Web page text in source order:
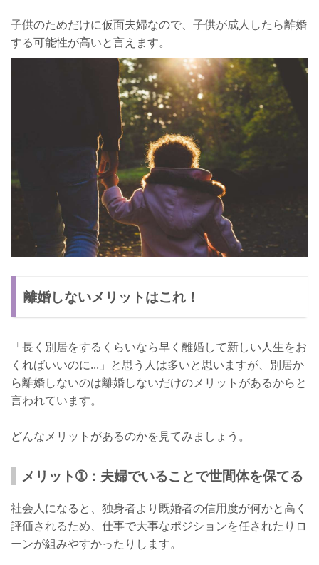
子供のためだけに仮面夫婦なので、子供が成人したら離婚
する可能性が高いと言えます。
離婚しないメリットはこれ！
「長く別居をするくらいなら早く離婚して新しい人生をお
くればいいのに...」と思う人は多いと思いますが、別居か
ら離婚しないのは離婚しないだけのメリットがあるからと
言われています。
どんなメリットがあるのかを見てみましょう。
メリット➀：夫婦でいることで世間体を保てる
社会人になると、独身者より既婚者の信用度が何かと高く
評価されるため、仕事で大事なポジションを任されたりロ
ーンが組みやすかったりします。